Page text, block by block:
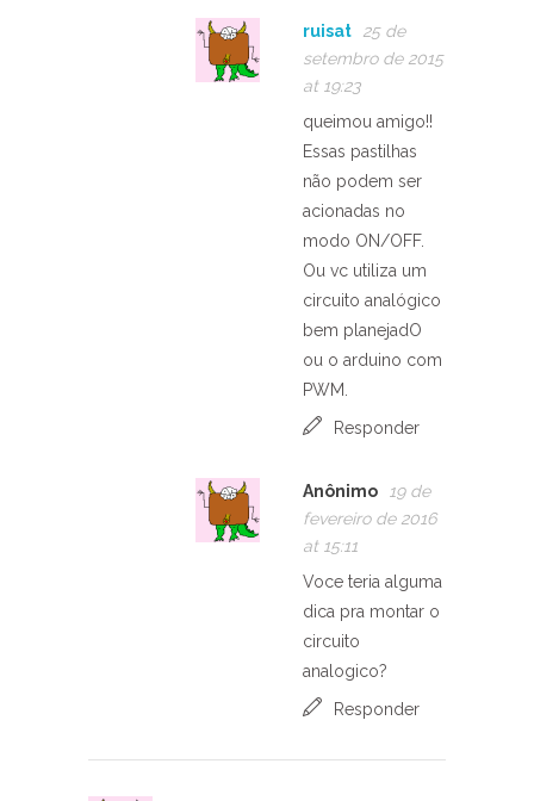
ruisat
25 de
setembro de 2015
at 19:23
queimou amigo!!
Essas pastilhas
não podem ser
acionadas no
modo ON/OFF.
Ou vc utiliza um
circuito analógico
bem planejadO
ou o arduino com
PWM.
Responder
Anônimo
19 de
fevereiro de 2016
at 15:11
Voce teria alguma
dica pra montar o
circuito
analogico?
Responder